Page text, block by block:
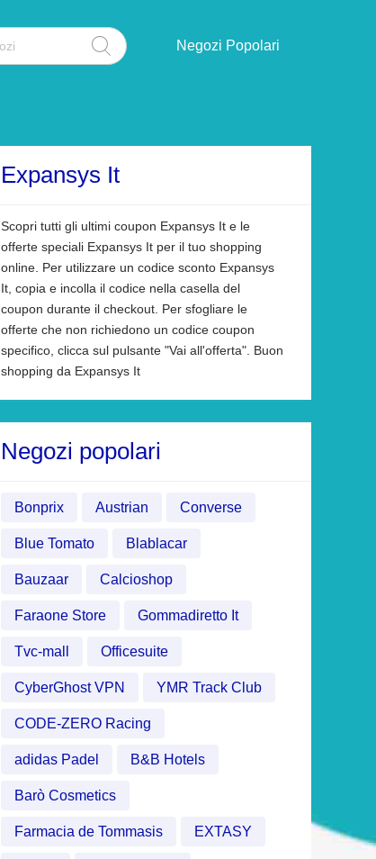
Negozi Popolari
Expansys It
Scopri tutti gli ultimi coupon Expansys It e le
offerte speciali Expansys It per il tuo shopping
online. Per utilizzare un codice sconto Expansys
It, copia e incolla il codice nella casella del
coupon durante il checkout. Per sfogliare le
offerte che non richiedono un codice coupon
specifico, clicca sul pulsante "Vai all'offerta". Buon
shopping da Expansys It
Negozi popolari
Bonprix Austrian Converse
Blue Tomato Blablacar
Bauzaar Calcioshop
Faraone Store Gommadiretto It
Tvc-mall Officesuite
CyberGhost VPN YMR Track Club
CODE-ZERO Racing
adidas Padel B&B Hotels
Barò Cosmetics
Farmacia de Tommasis EXTASY